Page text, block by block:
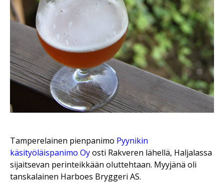
Tamperelainen pienpanimo Pyynikin
käsityöläispanimo Oyosti Rakveren lähellä, Haljalassa
sijaitsevan perinteikkään oluttehtaan. Myyjänä oli
tanskalainen Harboes Bryggeri AS.